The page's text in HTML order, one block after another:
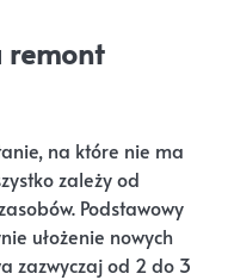
remont
na które nie ma
zależy od
Podstawowy
ułożenie nowych
zazwyczaj od 2 do 3